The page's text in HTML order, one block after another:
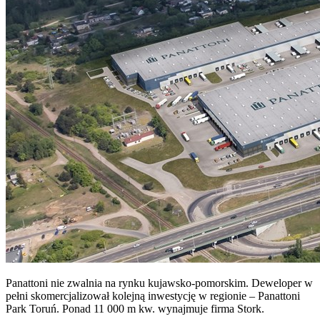
Panattoni nie zwalnia na rynku kujawsko-pomorskim. Deweloper w
pełni skomercjalizował kolejną inwestycję w regionie – Panattoni
Park Toruń. Ponad 11 000 m kw. wynajmuje firma Stork.